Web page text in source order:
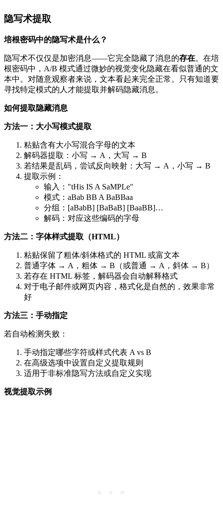
隐写术提取
培根密码中的隐写术是什么？
隐写术不仅仅是加密消息——它完全隐藏了消息的存在。在培
根密码中，A/B 模式通过微妙的视觉变化隐藏在看似普通的文
本中。对随意观察者来说，文本看起来完全正常。只有知道要
寻找特定模式的人才能提取并解码隐藏消息。
如何提取隐藏消息
方法一：大小写模式提取
粘贴含有大小写混合字母的文本
解码器提取：小写 → A，大写 → B
若结果是乱码，尝试反向映射：大写 → A，小写 → B
提取示例：
输入："tHis IS A SaMPLe"
模式：aBab BB A BaBBaa
分组：[aBabB] [BaBaB] [BaaBB]…
解码：对应这些编码的字母
方法二：字体样式提取（HTML）
粘贴保留了粗体/斜体格式的 HTML 或富文本
普通字体 → A，粗体 → B（或普通 → A，斜体 → B）
若存在 HTML 标签，解码器会自动解释格式
对于电子邮件或网页内容，格式化是自然的，效果非常
好
方法三：手动指定
若自动检测失败：
手动指定哪些字符或样式代表 A vs B
在高级选项中设置自定义提取规则
适用于非标准隐写方法或自定义实现
视觉提取示例